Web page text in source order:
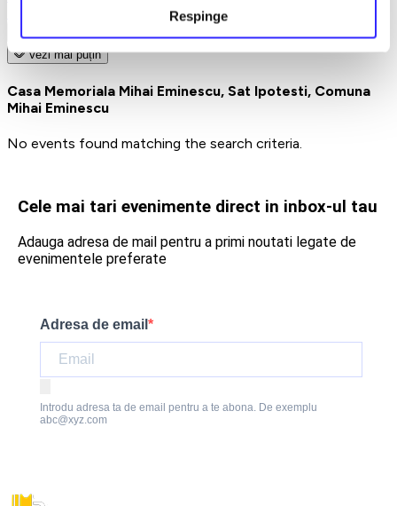
Respinge
Vezi mai puțin
Casa Memoriala Mihai Eminescu, Sat Ipotesti, Comuna
Mihai Eminescu
No events found matching the search criteria.
Cele mai tari evenimente direct in inbox-ul tau
Adauga adresa de mail pentru a primi noutati legate de
evenimentele preferate
Adresa de email
Introdu adresa ta de email pentru a te abona. De exemplu
abc@xyz.com